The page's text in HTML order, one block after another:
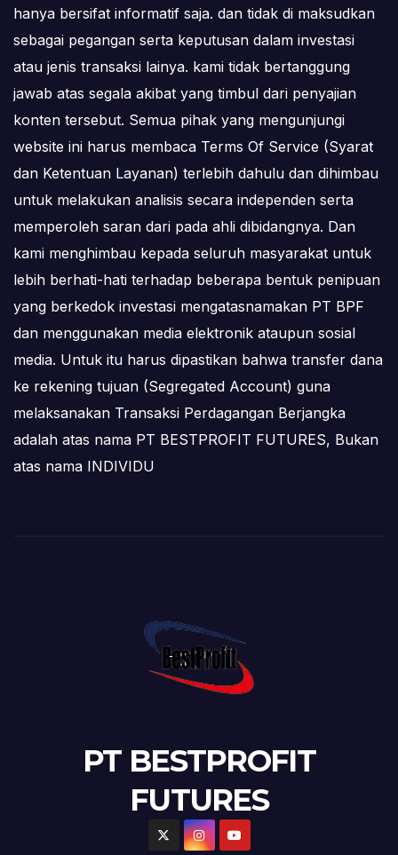
hanya bersifat informatif saja. dan tidak di maksudkan
sebagai pegangan serta keputusan dalam investasi
atau jenis transaksi lainya. kami tidak bertanggung
jawab atas segala akibat yang timbul dari penyajian
konten tersebut. Semua pihak yang mengunjungi
website ini harus membaca Terms Of Service (Syarat
dan Ketentuan Layanan) terlebih dahulu dan dihimbau
untuk melakukan analisis secara independen serta
memperoleh saran dari pada ahli dibidangnya. Dan
kami menghimbau kepada seluruh masyarakat untuk
lebih berhati-hati terhadap beberapa bentuk penipuan
yang berkedok investasi mengatasnamakan PT BPF
dan menggunakan media elektronik ataupun sosial
media. Untuk itu harus dipastikan bahwa transfer dana
ke rekening tujuan (Segregated Account) guna
melaksanakan Transaksi Perdagangan Berjangka
adalah atas nama PT BESTPROFIT FUTURES, Bukan
atas nama INDIVIDU
PT BESTPROFIT
FUTURES